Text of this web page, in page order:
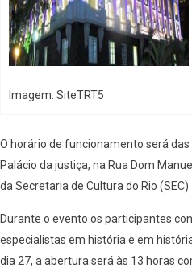
Imagem: SiteTRT5
O horário de funcionamento será
Palácio da justiça, na Rua Dom
da Secretaria de Cultura do Rio (SEC).
Durante o evento os participantes
especialistas em história e em
dia 27, a abertura será às 13 horas